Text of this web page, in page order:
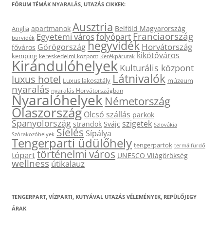
FÓRUM TÉMÁK NYARALÁS, UTAZÁS CIKKEK:
Anglia apartmanok Ausztria Belföld Magyarország
borvidék Egyetemi városfolyópartFranciaország
főváros Görögországhegyvidék Horvátország
kemping kereskedelmi központ Kerékpárutak kikötőváros
Kirándulóhelyek Kulturális központ
luxus hotel Luxus lakosztály Látnivalók múzeum
nyaralás nyaralás Horvátországban
Nyaralóhelyek Németország
Olaszország Olcsó szállás parkok
Spanyolország strandok Svájc szigetek Szlovákia
Szórakozóhelyek Síelés Sípálya
Tengerparti üdülőhely tengerpartok termálfürdő
tóparttörténelmi város UNESCO Világörökség
wellnessútikalauz
TENGERPART, VÍZPARTI, KUTYÁVAL UTAZÁS VÉLEMÉNYEK, REPÜLŐJEGY
ÁRAK